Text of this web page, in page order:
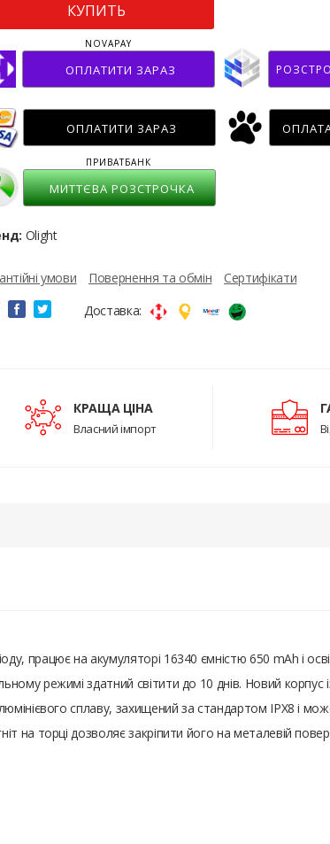
КУПИТЬ
ОПЛАТИТИ ЗАРАЗ
NOVAPAY
ОПЛАТИТИ ЗАРАЗ
МИТТЄВА РОЗСТРОЧКА
ПРИВАТБАНК
Olight
умови Повернення та обмін
Сертифікати
Доставка:
КРАЩА ЦІНА
Власний імпорт
працює на акумуляторі 16340 ємністю 650 mAh і
режимі здатний світити до 10 днів. Новий корпус
сплаву, захищений за стандартом IPX8 і
на торці дозволяє закріпити його на металевій